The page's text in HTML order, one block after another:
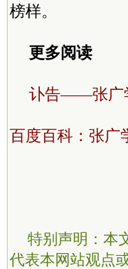
榜样。
更多阅读
讣告——张广
百度百科：张广
特别声明：本
代表本网站观点